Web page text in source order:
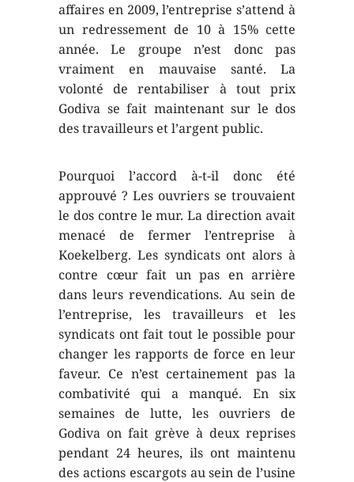
affaires en 2009, l’entreprise s’attend à
un redressement de 10 à 15% cette
année. Le groupe n’est donc pas
vraiment en mauvaise santé. La
volonté de rentabiliser à tout prix
Godiva se fait maintenant sur le dos
des travailleurs et l’argent public.
Pourquoi l’accord à-t-il donc été
approuvé ? Les ouvriers se trouvaient
le dos contre le mur. La direction avait
menacé de fermer l’entreprise à
Koekelberg. Les syndicats ont alors à
contre cœur fait un pas en arrière
dans leurs revendications. Au sein de
l’entreprise, les travailleurs et les
syndicats ont fait tout le possible pour
changer les rapports de force en leur
faveur. Ce n’est certainement pas la
combativité qui a manqué. En six
semaines de lutte, les ouvriers de
Godiva on fait grève à deux reprises
pendant 24 heures, ils ont maintenu
des actions escargots au sein de l’usine